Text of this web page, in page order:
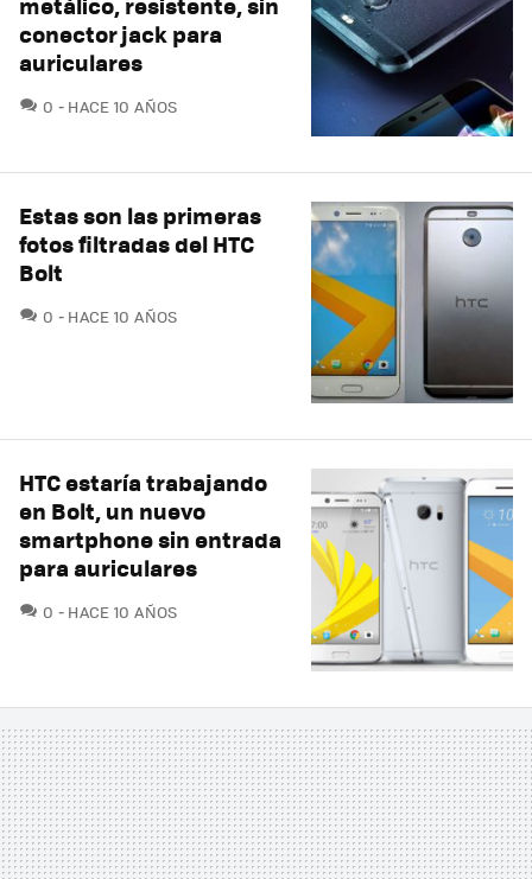
conector jack para
auriculares
0 COMENTARIOS
HACE 10 AÑOS
Estas son las primeras
fotos filtradas del HTC
Bolt
0 COMENTARIOS
HACE 10 AÑOS
HTC estaría trabajando
en Bolt, un nuevo
smartphone sin entrada
para auriculares
0 COMENTARIOS
HACE 10 AÑOS